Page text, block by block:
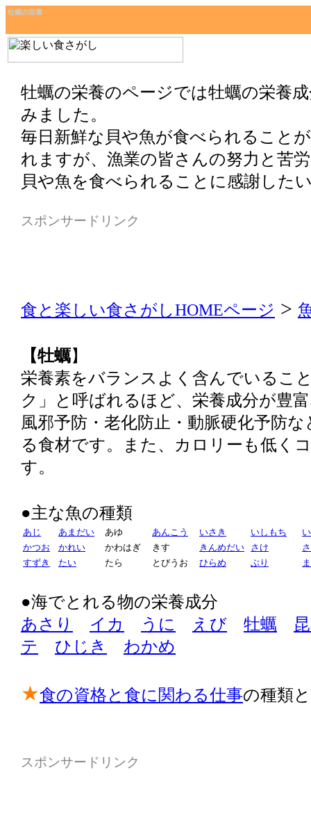
牡蠣の栄養
牡蠣の栄養のページでは牡蠣の栄養
みました。
毎日新鮮な貝や魚が食べられること
れますが、漁業の皆さんの努力と苦
貝や魚を食べられることに感謝した
スポンサードリンク
食と楽しい食さがしHOMEページ >
【牡蠣】
栄養素をバランスよく含んでいるこ
ク」と呼ばれるほど、栄養成分が豊
風邪予防・老化防止・動脈硬化予防
る食材です。また、カロリーも低く
す。
●主な魚の種類
あじ あまだい あゆ あんこう いさき いしもち
かつお
かれい かわはぎ きす きんめだい さけ
すずき
たい たら とびうお ひらめ ぶり
●海でとれる物の栄養成分
あさり
イカ うに えび 牡蠣
テ
ひじき わかめ
★食の資格と食に関わる仕事の種類
スポンサードリンク